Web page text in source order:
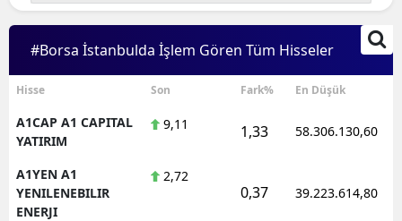
#Borsa İstanbulda İşlem Gören Tüm Hisseler
Hisse Son Fark% En Düşük
A1CAP A1 CAPITAL
YATIRIM
9,11 1,33 58.306.130,60
A1YEN A1
YENILENEBILIR
ENERJI
2,72
0,37 39.223.614,80